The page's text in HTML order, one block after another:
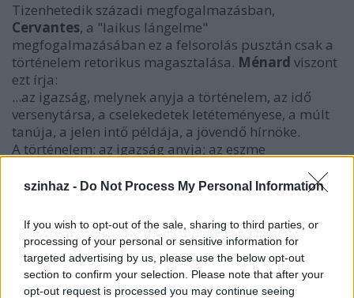
szinhaz - Do Not Process My Personal Information
If you wish to opt-out of the sale, sharing to third parties, or
processing of your personal or sensitive information for
targeted advertising by us, please use the below opt-out
section to confirm your selection. Please note that after your
opt-out request is processed you may continue seeing
Tizenhetedik századi megfogalmazásban,
Cervantes, a "laikus lángelme"
megfogalmazásában ez a felsorolás pusztán csak a
történelem retorikus magasztalása. Ménard viszont
ezt írja:
...az igazság, melynek anyja a történelem, az idő
versenytársa, a cselekedetek letéteményese, a múlt
tanúja, a jelen intő példája, a jövendő hírnöke.
A történelem: az igazság anyja; az eszme
mint a valóság megismerését, hanem mint forrását
történelmi igazság, ami megtörtént, hanem az,
amiről azt tartjuk, hogy megtörtént. A záró kitételek -
a jelen intő példája, a jövendő hírnöke -
szemérmetlenül pragmatikusak."(Pierre Ménard, a
Don Quijote szerzője Silvina Ocampónak)